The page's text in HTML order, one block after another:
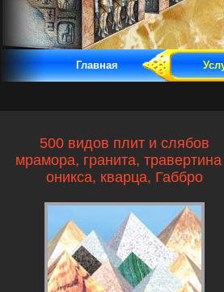
Главная
500 видов плит и слябов
мрамора, гранита, травертина
оникса, кварца, Габбро